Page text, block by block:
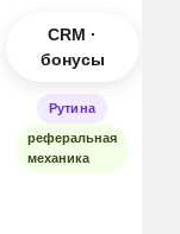
CRM ·
бонусы
Рутина
реферальная
механика